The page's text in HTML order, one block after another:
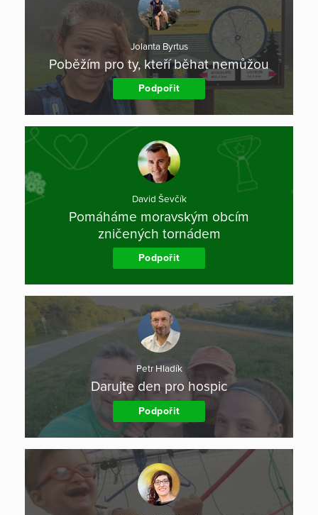
Jolanta Byrtus
Poběžím pro ty, kteří běhat nemůžou
Podpořit
David Ševčík
Pomáháme moravským obcím
zničených tornádem
Podpořit
Petr Hladík
Darujte den pro hospic
Podpořit